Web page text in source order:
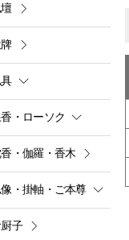
・ローソク
・伽羅・香木
・掛軸・ご本尊
子